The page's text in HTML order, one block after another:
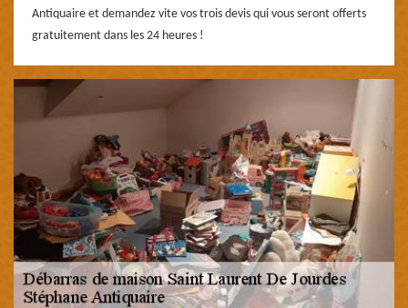
Antiquaire et demandez vite vos trois devis qui vous seront offerts
gratuitement dans les 24 heures !